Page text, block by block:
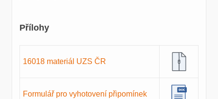
Přílohy
16018 materiál UZS ČR
Formulář pro vyhotovení připomínek